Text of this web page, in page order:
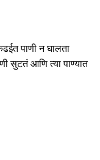
पाणी न घालता
सुटतं आणि त्या पाण्यात